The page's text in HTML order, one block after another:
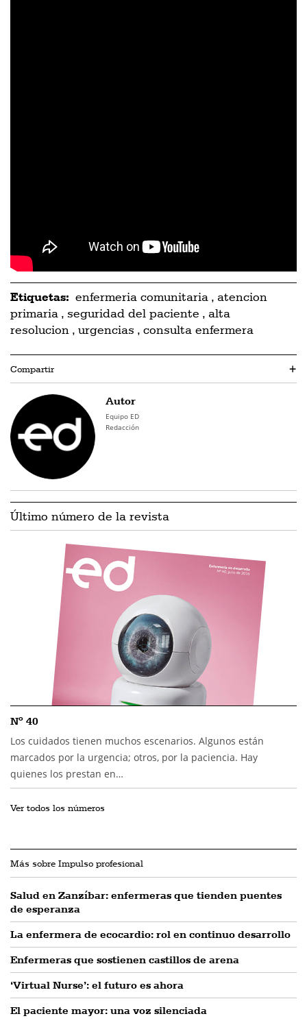
Etiquetas: enfermeria comunitaria , atencion
primaria , seguridad del paciente , alta
resolucion , urgencias , consulta enfermera
Compartir +
Autor
Equipo ED
Redacción
Último número de la revista
Nº 40
Los cuidados tienen muchos escenarios. Algunos están
marcados por la urgencia; otros, por la paciencia. Hay
quienes los prestan en…
Ver todos los números
Más sobre Impulso profesional
Salud en Zanzíbar: enfermeras que tienden puentes
de esperanza
La enfermera de ecocardio: rol en continuo desarrollo
Enfermeras que sostienen castillos de arena
‘Virtual Nurse’: el futuro es ahora
El paciente mayor: una voz silenciada